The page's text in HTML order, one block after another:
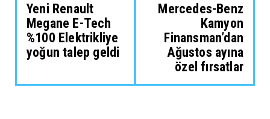
Yeni Renault
Megane E-Tech
%100 Elektrikliye
yoğun talep geldi
Mercedes-Benz
Kamyon
Finansman’dan
Ağustos ayına
özel fırsatlar